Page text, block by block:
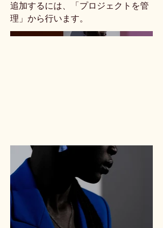
追加するには、「プロジェクトを管
理」から行います。